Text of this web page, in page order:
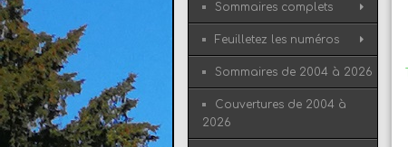
Sommaires complets
Feuilletez les numéros
Sommaires de 2004 à 2026
Couvertures de 2004 à
2026